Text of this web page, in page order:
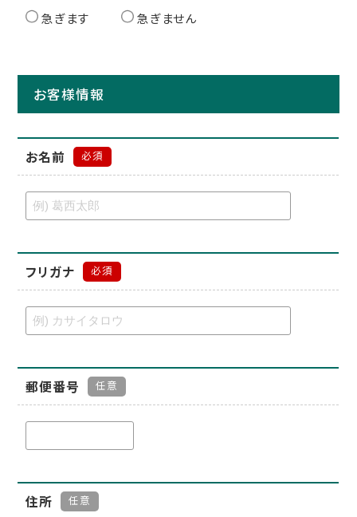
急ぎます 急ぎません
お客様情報
お名前 必須
フリガナ 必須
郵便番号 任意
住所 任意